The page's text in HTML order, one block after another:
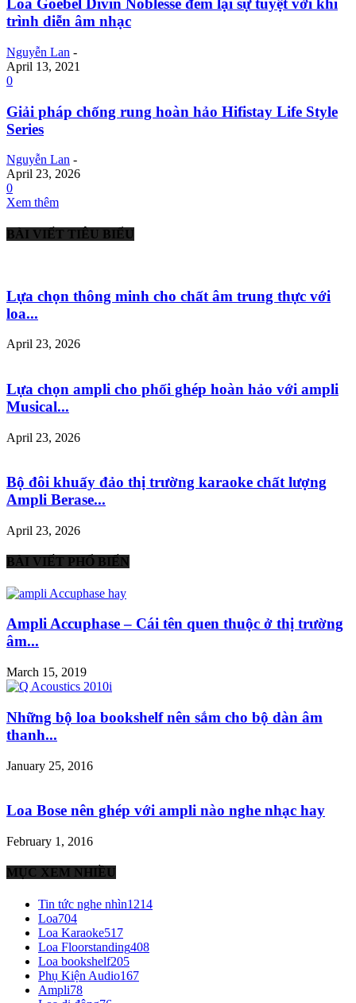
Loa Goebel Divin Noblesse đem lại sự tuyệt vời khi
trình diễn âm nhạc
Nguyễn Lan -
April 13, 2021
0
Giải pháp chống rung hoàn hảo Hifistay Life Style
Series
Nguyễn Lan -
April 23, 2026
0
Xem thêm
BÀI VIẾT TIÊU BIỂU
Lựa chọn thông minh cho chất âm trung thực với
loa...
April 23, 2026
Lựa chọn ampli cho phối ghép hoàn hảo với ampli
Musical...
April 23, 2026
Bộ đôi khuấy đảo thị trường karaoke chất lượng
Ampli Berase...
April 23, 2026
BÀI VIẾT PHỔ BIẾN
Ampli Accuphase – Cái tên quen thuộc ở thị trường
âm...
March 15, 2019
Những bộ loa bookshelf nên sắm cho bộ dàn âm
thanh...
January 25, 2016
Loa Bose nên ghép với ampli nào nghe nhạc hay
February 1, 2016
MỤC XEM NHIỀU
Tin tức nghe nhìn1214
Loa704
Loa Karaoke517
Loa Floorstanding408
Loa bookshelf205
Phụ Kiện Audio167
Ampli78